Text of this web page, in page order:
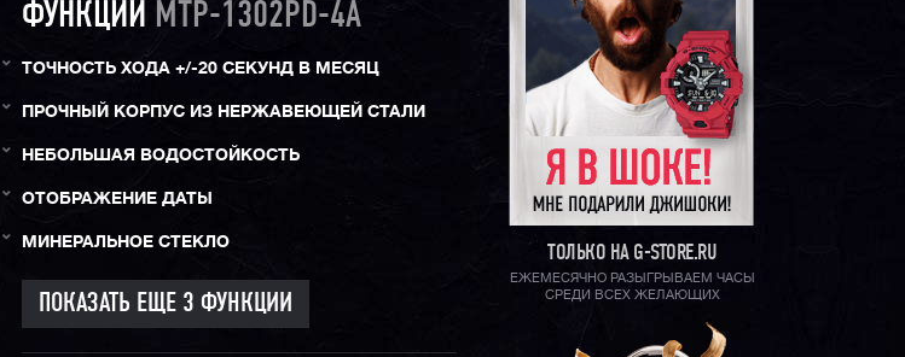
ФУНКЦИИ MTP-1302PD-4A
ТОЧНОСТЬ ХОДА +/-20 СЕКУНД В МЕСЯЦ
ПРОЧНЫЙ КОРПУС ИЗ НЕРЖАВЕЮЩЕЙ СТАЛИ
НЕБОЛЬШАЯ ВОДОСТОЙКОСТЬ
ОТОБРАЖЕНИЕ ДАТЫ
МИНЕРАЛЬНОЕ СТЕКЛО
ТОЛЬКО НА G-STORE.RU
ЕЖЕМЕСЯЧНО РАЗЫГРЫВАЕМ ЧАСЫ
СРЕДИ ВСЕХ ЖЕЛАЮЩИХ